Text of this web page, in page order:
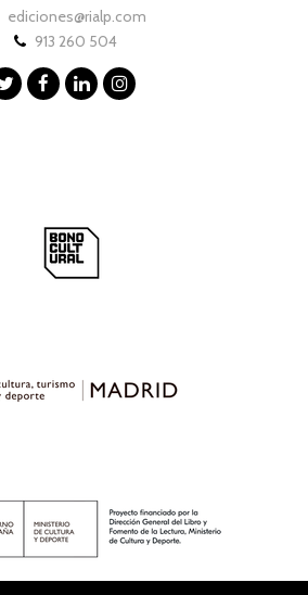
ediciones@rialp.com
913 260 504